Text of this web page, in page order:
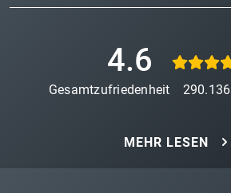
4.6
Gesamtzufriedenheit 290.136
MEHR LESEN